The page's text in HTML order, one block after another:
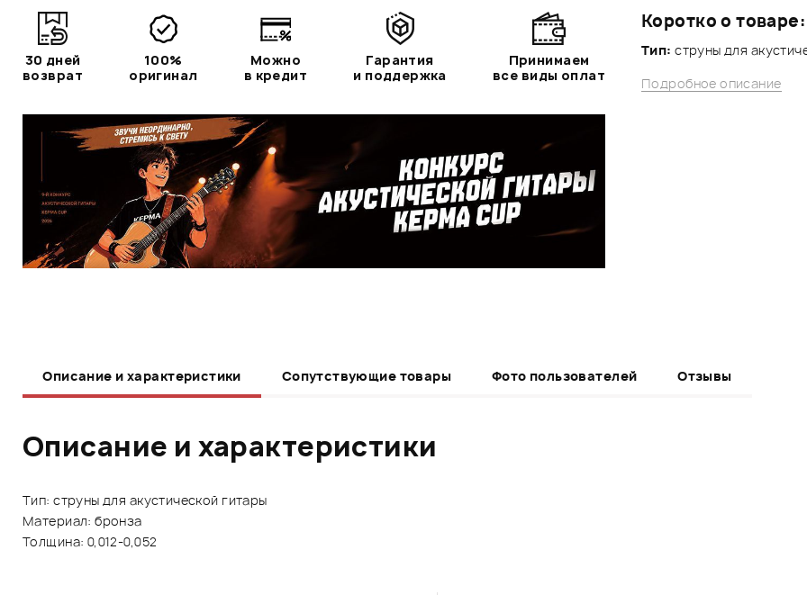
Коротко о товаре:
Тип: струны для
Подробное описание
30 дней
возврат
100%
оригинал
Можно
в кредит
Гарантия
и поддержка
Принимаем
все виды оплат
Описание и характеристики Сопутствующие товары Фото пользователей Отзывы
Описание и характеристики
Тип: струны для акустической гитары
Материал: бронза
Толщина: 0,012-0,052